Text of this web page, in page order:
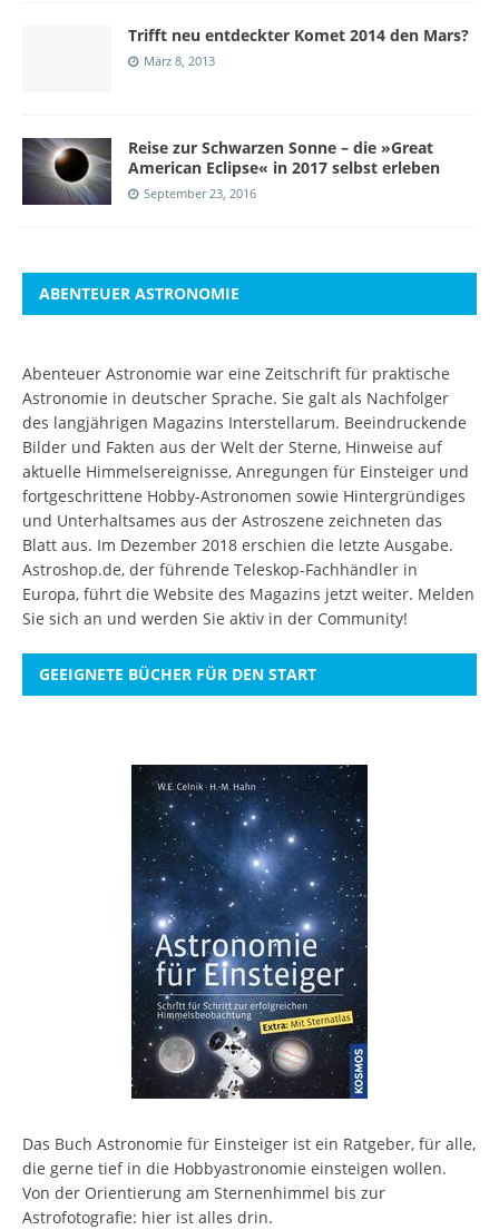
Trifft neu entdeckter Komet 2014 den Mars?
März 8, 2013
Reise zur Schwarzen Sonne – die »Great
American Eclipse« in 2017 selbst erleben
September 23, 2016
ABENTEUER ASTRONOMIE
Abenteuer Astronomie war eine Zeitschrift für praktische
Astronomie in deutscher Sprache. Sie galt als Nachfolger
des langjährigen Magazins Interstellarum. Beeindruckende
Bilder und Fakten aus der Welt der Sterne, Hinweise auf
aktuelle Himmelsereignisse, Anregungen für Einsteiger und
fortgeschrittene Hobby-Astronomen sowie Hintergründiges
und Unterhaltsames aus der Astroszene zeichneten das
Blatt aus. Im Dezember 2018 erschien die letzte Ausgabe.
Astroshop.de, der führende Teleskop-Fachhändler in
Europa, führt die Website des Magazins jetzt weiter. Melden
Sie sich an und werden Sie aktiv in der Community!
GEEIGNETE BÜCHER FÜR DEN START
Das Buch Astronomie für Einsteiger ist ein Ratgeber, für alle,
die gerne tief in die Hobbyastronomie einsteigen wollen.
Von der Orientierung am Sternenhimmel bis zur
Astrofotografie: hier ist alles drin.